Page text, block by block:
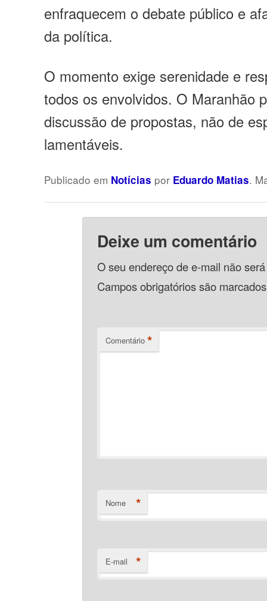
enfraquecem o debate público e
da política.
O momento exige serenidade e
todos os envolvidos. O Maranhão
discussão de propostas, não de
lamentáveis.
Publicado em Notícias por Eduardo Matias.
Deixe um comentário
O seu endereço de e-mail não
Campos obrigatórios são
Comentário *
Nome *
E-mail *